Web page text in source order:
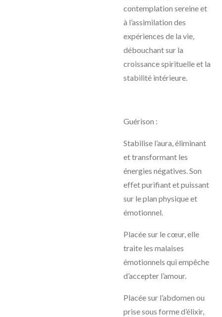
contemplation sereine et
à l’assimilation des
expériences de la vie,
débouchant sur la
croissance spirituelle et la
stabilité intérieure.
Guérison :
Stabilise l’aura, éliminant
et transformant les
énergies négatives. Son
effet purifiant et puissant
sur le plan physique et
émotionnel.
Placée sur le cœur, elle
traite les malaises
émotionnels qui empêche
d’accepter l’amour.
Placée sur l’abdomen ou
prise sous forme d’élixir,